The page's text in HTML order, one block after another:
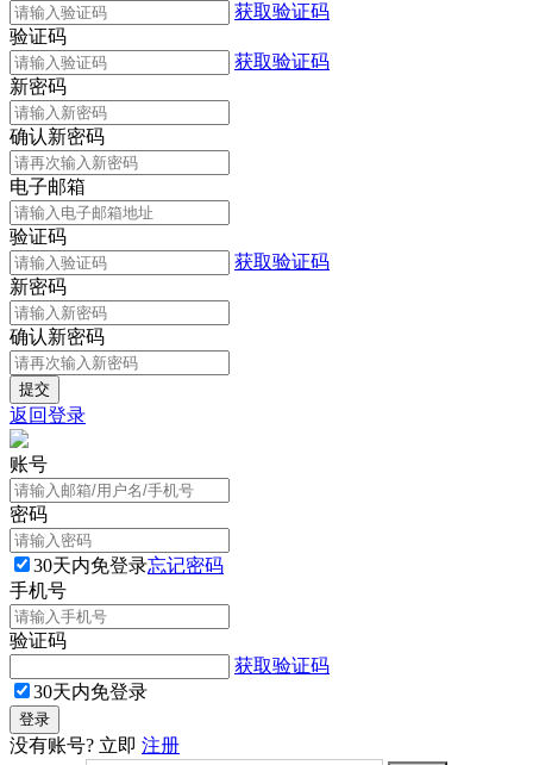
获取验证码
验证码
获取验证码
新密码
确认新密码
电子邮箱
验证码
获取验证码
新密码
确认新密码
返回登录
账号
密码
30天内免登录忘记密码
手机号
验证码
获取验证码
30天内免登录
没有账号? 立即 注册